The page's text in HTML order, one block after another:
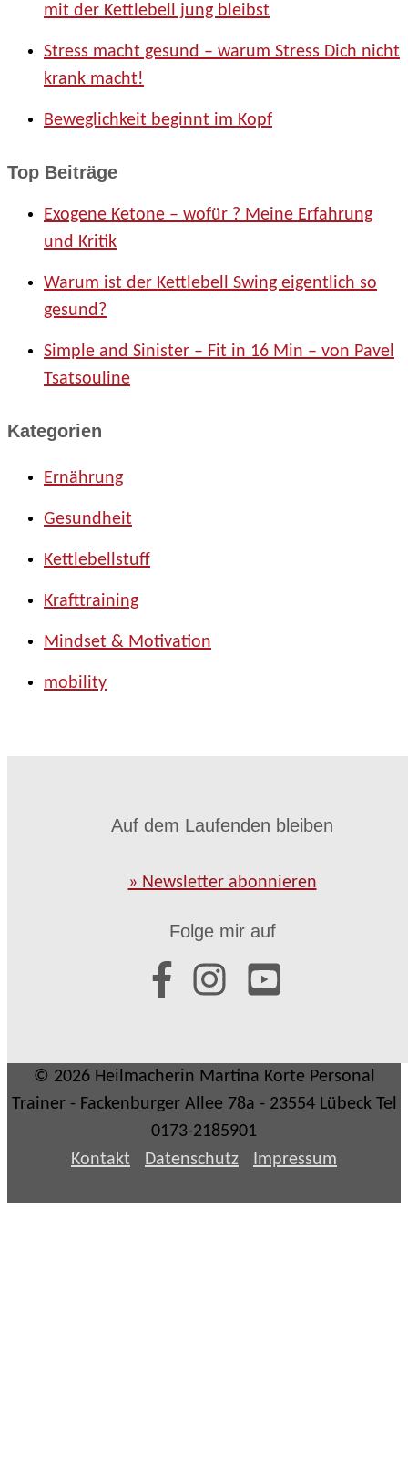
c
mit der Kettlebell jung bleibst
Stress macht gesund – warum Stress Dich nicht
krank macht!
Beweglichkeit beginnt im Kopf
Top Beiträge
Exogene Ketone – wofür ? Meine Erfahrung
und Kritik
Warum ist der Kettlebell Swing eigentlich so
gesund?
Simple and Sinister – Fit in 16 Min – von Pavel
Tsatsouline
Kategorien
Ernährung
Gesundheit
Kettlebellstuff
Krafttraining
Mindset & Motivation
mobility
Auf dem Laufenden bleiben
» Newsletter abonnieren
Folge mir auf
© 2026 Heilmacherin Martina Korte Personal
Trainer - Fackenburger Allee 78a - 23554 Lübeck Tel
0173-2185901
Kontakt
Datenschutz Impressum